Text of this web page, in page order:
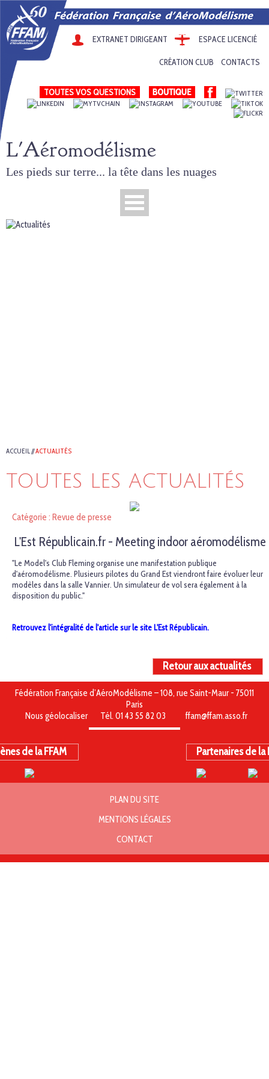
EXTRANET DIRIGEANT ESPACE LICENCIÉ
CRÉATION CLUB CONTACTS
TOUTES VOS QUESTIONS
L'Aéromodélisme
Les pieds sur terre... la tête dans les nuages
ACCUEIL//ACTUALITÉS
TOUTES LES ACTUALITÉS
Catégorie : Revue de presse
L'Est Républicain.fr - Meeting indoor aéromodélisme
"Le Model's Club Fleming organise une manifestation publique
d'aéromodélisme. Plusieurs pilotes du Grand Est viendront faire évoluer leur
modèles dans la salle Vannier. Un simulateur de vol sera également à la
disposition du public."
Retrouvez l'intégralité de l'article sur le site L'Est Républicain.
Retour aux actualités
Fédération Française d’AéroModélisme – 108, rue Saint-Maur - 75011
Paris
Nous géolocaliser
Tél. 01 43 55 82 03 ffam@ffam.asso.fr
de la FFAM Partenaires de la
PLAN DU SITE
MENTIONS LÉGALES
CONTACT